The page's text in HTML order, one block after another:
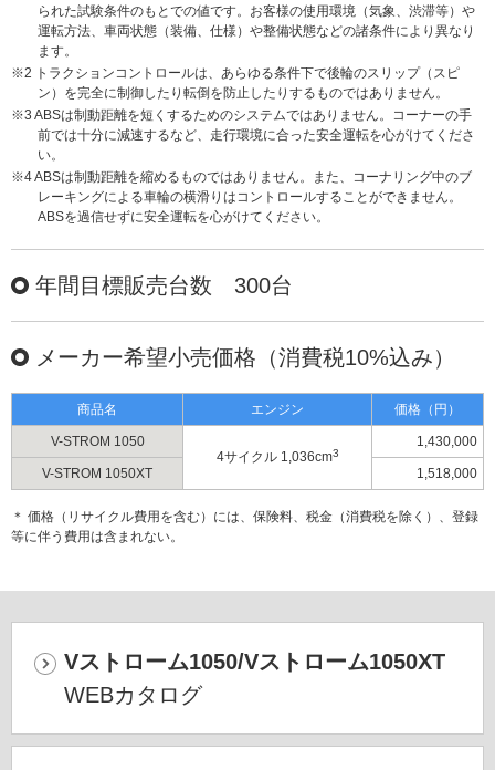
られた試験条件のもとでの値です。お客様の使用環境（気象、渋滞等）や
運転方法、車両状態（装備、仕様）や整備状態などの諸条件により異なり
ます。
※2 トラクションコントロールは、あらゆる条件下で後輪のスリップ（スピ
ン）を完全に制御したり転倒を防止したりするものではありません。
※3 ABSは制動距離を短くするためのシステムではありません。コーナーの手
前では十分に減速するなど、走行環境に合った安全運転を心がけてくださ
い。
※4 ABSは制動距離を縮めるものではありません。また、コーナリング中のブ
レーキングによる車輪の横滑りはコントロールすることができません。
ABSを過信せずに安全運転を心がけてください。
年間目標販売台数 300台
メーカー希望小売価格（消費税10%込み）
商品名 エンジン 価格（円）
V-STROM 1050
4サイクル 1,036cm3
1,430,000
V-STROM 1050XT 1,518,000
＊ 価格（リサイクル費用を含む）には、保険料、税金（消費税を除く）、登録
等に伴う費用は含まれない。
Vストローム1050/Vストローム1050XT
WEBカタログ